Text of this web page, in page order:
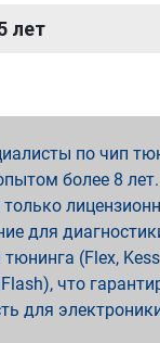
лет
по чип
более 8
для
(Flex,
что
для